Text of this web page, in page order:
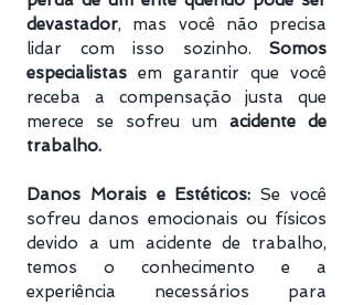
devastador, mas você não precisa
lidar com isso sozinho. Somos
especialistas em garantir que você
receba a compensação justa que
merece se sofreu um acidente de
trabalho.
Danos Morais e Estéticos: Se você
sofreu danos emocionais ou físicos
devido a um acidente de trabalho,
temos o conhecimento e a
experiência necessários para